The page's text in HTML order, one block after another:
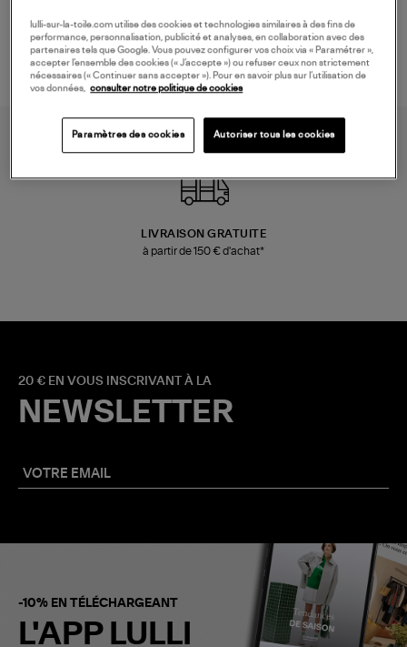
LIVRAISON GRATUITE
à partir de 150 € d'achat*
20 € EN VOUS INSCRIVANT À LA
NEWSLETTER
-10% EN TÉLÉCHARGEANT
L'APP LULLI
lulli-sur-la-toile.com utilise des cookies et technologies similaires à des fins de
performance, personnalisation, publicité et analyses, en collaboration avec des
partenaires tels que Google. Vous pouvez configurer vos choix via « Paramétrer »,
accepter l’ensemble des cookies (« J’accepte ») ou refuser ceux non strictement
nécessaires (« Continuer sans accepter »). Pour en savoir plus sur l’utilisation de
vos données, consulter notre politique de cookies
Paramètres des cookies Autoriser tous les cookies